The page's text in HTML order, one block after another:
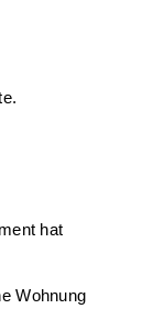
hat
Wohnung